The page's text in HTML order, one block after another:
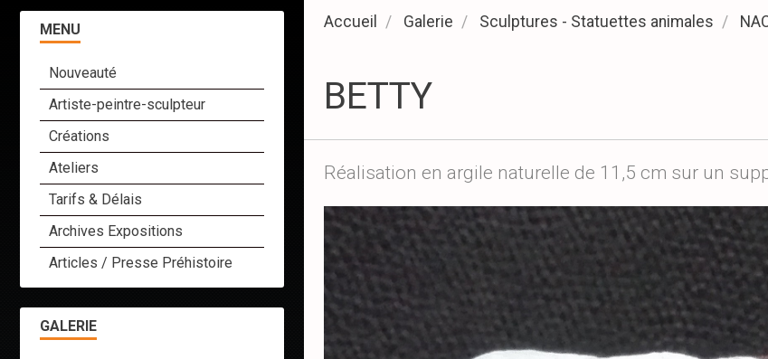
Accueil Galerie Sculptures - Statuettes animales
BETTY
Réalisation en argile naturelle de 11,5 cm sur un
MENU
Nouveauté
Artiste-peintre-sculpteur
Créations
Ateliers
Tarifs & Délais
Archives Expositions
Articles / Presse Préhistoire
GALERIE